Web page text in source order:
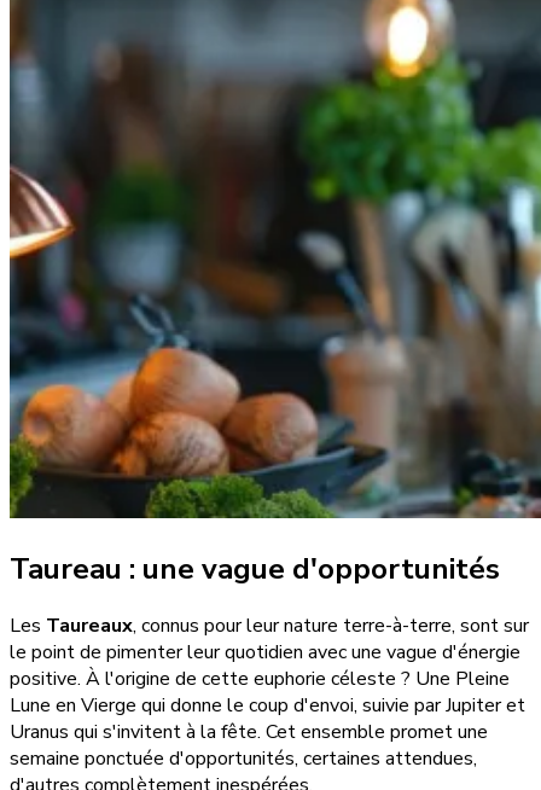
Taureau : une vague d'opportunités
Les Taureaux, connus pour leur nature terre-à-terre, sont sur
le point de pimenter leur quotidien avec une vague d'énergie
positive. À l'origine de cette euphorie céleste ? Une Pleine
Lune en Vierge qui donne le coup d'envoi, suivie par Jupiter et
Uranus qui s'invitent à la fête. Cet ensemble promet une
semaine ponctuée d'opportunités, certaines attendues,